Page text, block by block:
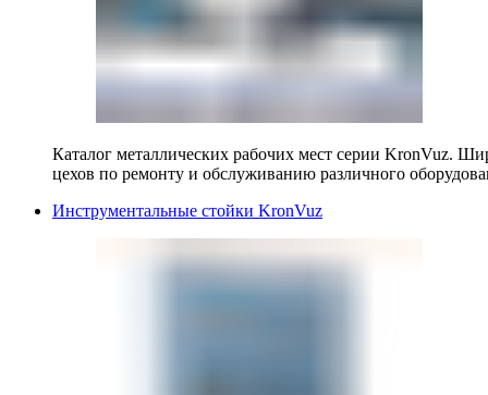
Каталог металлических рабочих мест серии KronVuz.
цехов по ремонту и обслуживанию различного
Инструментальные стойки KronVuz